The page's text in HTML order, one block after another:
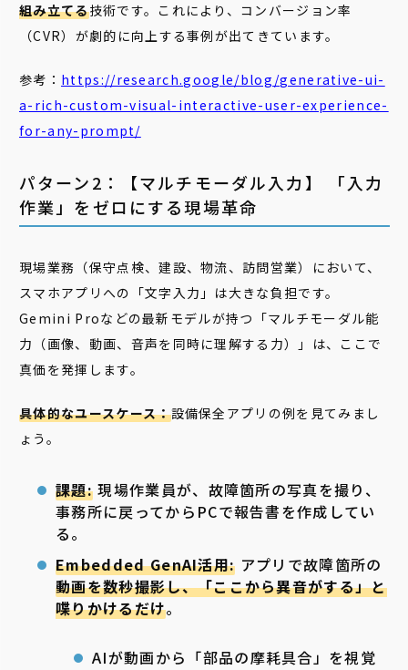
組み立てる技術です。これにより、コンバージョン率
（CVR）が劇的に向上する事例が出てきています。
参考： https://research.google/blog/generative-ui-
a-rich-custom-visual-interactive-user-experience-
for-any-prompt/
パターン2：【マルチモーダル入力】 「入力
作業」をゼロにする現場革命
現場業務（保守点検、建設、物流、訪問営業）において、
スマホアプリへの「文字入力」は大きな負担です。
Gemini Proなどの最新モデルが持つ「マルチモーダル能
力（画像、動画、音声を同時に理解する力）」は、ここで
真価を発揮します。
具体的なユースケース：設備保全アプリの例を見てみまし
ょう。
課題:現場作業員が、故障箇所の写真を撮り、
事務所に戻ってからPCで報告書を作成してい
る。
Embedded GenAI活用: アプリで故障箇所の
動画を数秒撮影し、「ここから異音がする」と
喋りかけるだけ。
AIが動画から「部品の摩耗具合」を視覚